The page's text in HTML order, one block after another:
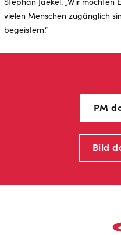
vielen Menschen zugänglich
begeistern.“
PM
Bild